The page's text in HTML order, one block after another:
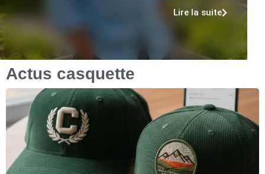
Lire la suite
Actus casquette